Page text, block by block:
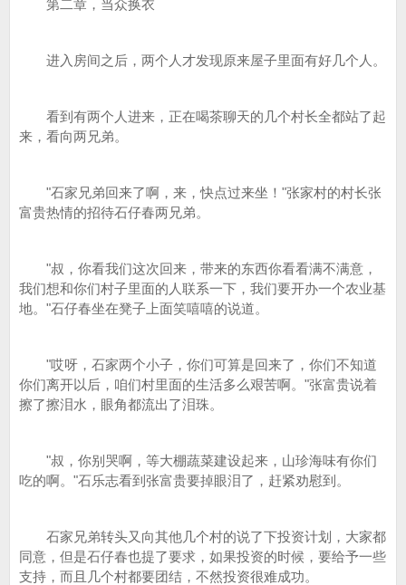
第二章，当众换衣
进入房间之后，两个人才发现原来屋子里面有好几个人。
看到有两个人进来，正在喝茶聊天的几个村长全都站了起
来，看向两兄弟。
"石家兄弟回来了啊，来，快点过来坐！"张家村的村长张
富贵热情的招待石仔春两兄弟。
"叔，你看我们这次回来，带来的东西你看看满不满意，
我们想和你们村子里面的人联系一下，我们要开办一个农业基
地。"石仔春坐在凳子上面笑嘻嘻的说道。
"哎呀，石家两个小子，你们可算是回来了，你们不知道
你们离开以后，咱们村里面的生活多么艰苦啊。"张富贵说着
擦了擦泪水，眼角都流出了泪珠。
"叔，你别哭啊，等大棚蔬菜建设起来，山珍海味有你们
吃的啊。"石乐志看到张富贵要掉眼泪了，赶紧劝慰到。
石家兄弟转头又向其他几个村的说了下投资计划，大家都
同意，但是石仔春也提了要求，如果投资的时候，要给予一些
支持，而且几个村都要团结，不然投资很难成功。